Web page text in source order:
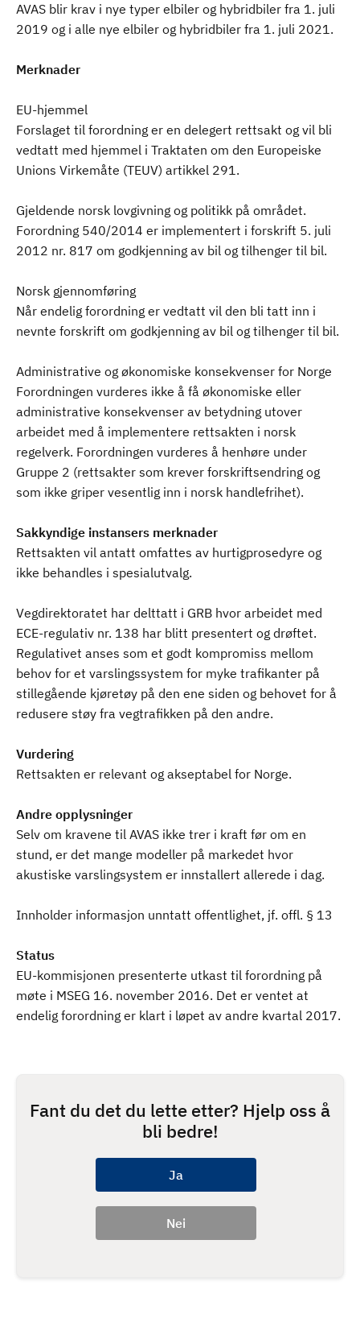
AVAS blir krav i nye typer elbiler og hybridbiler fra 1. juli
2019 og i alle nye elbiler og hybridbiler fra 1. juli 2021.
Merknader
EU-hjemmel
Forslaget til forordning er en delegert rettsakt og vil bli
vedtatt med hjemmel i Traktaten om den Europeiske
Unions Virkemåte (TEUV) artikkel 291.
Gjeldende norsk lovgivning og politikk på området.
Forordning 540/2014 er implementert i forskrift 5. juli
2012 nr. 817 om godkjenning av bil og tilhenger til bil.
Norsk gjennomføring
Når endelig forordning er vedtatt vil den bli tatt inn i
nevnte forskrift om godkjenning av bil og tilhenger til bil.
Administrative og økonomiske konsekvenser for Norge
Forordningen vurderes ikke å få økonomiske eller
administrative konsekvenser av betydning utover
arbeidet med å implementere rettsakten i norsk
regelverk. Forordningen vurderes å henhøre under
Gruppe 2 (rettsakter som krever forskriftsendring og
som ikke griper vesentlig inn i norsk handlefrihet).
Sakkyndige instansers merknader
Rettsakten vil antatt omfattes av hurtigprosedyre og
ikke behandles i spesialutvalg.
Vegdirektoratet har delttatt i GRB hvor arbeidet med
ECE-regulativ nr. 138 har blitt presentert og drøftet.
Regulativet anses som et godt kompromiss mellom
behov for et varslingssystem for myke trafikanter på
stillegående kjøretøy på den ene siden og behovet for å
redusere støy fra vegtrafikken på den andre.
Vurdering
Rettsakten er relevant og akseptabel for Norge.
Andre opplysninger
Selv om kravene til AVAS ikke trer i kraft før om en
stund, er det mange modeller på markedet hvor
akustiske varslingsystem er innstallert allerede i dag.
Innholder informasjon unntatt offentlighet, jf. offl. § 13
Status
EU-kommisjonen presenterte utkast til forordning på
møte i MSEG 16. november 2016. Det er ventet at
endelig forordning er klart i løpet av andre kvartal 2017.
Fant du det du lette etter? Hjelp oss å
bli bedre!